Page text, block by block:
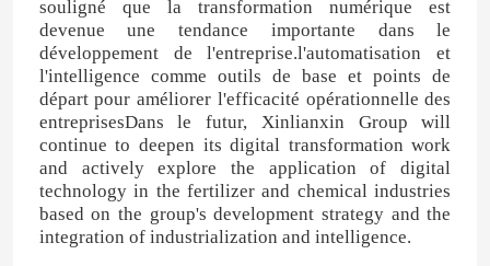
souligné que la transformation numérique est
devenue une tendance importante dans le
développement de l'entreprise.l'automatisation et
l'intelligence comme outils de base et points de
départ pour améliorer l'efficacité opérationnelle des
entreprisesDans le futur, Xinlianxin Group will
continue to deepen its digital transformation work
and actively explore the application of digital
technology in the fertilizer and chemical industries
based on the group's development strategy and the
integration of industrialization and intelligence.